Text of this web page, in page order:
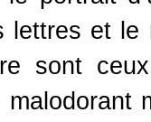
et le
sont